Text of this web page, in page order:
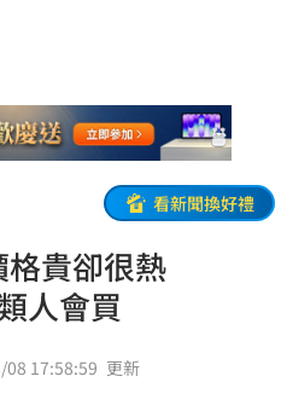
看新聞換好禮
貴卻很熱
人會買
08 17:58:59 更新